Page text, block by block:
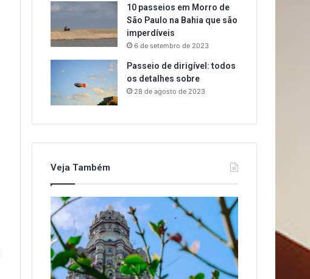
10 passeios em Morro de
São Paulo na Bahia que são
imperdíveis
6 de setembro de 2023
Passeio de dirigível: todos
os detalhes sobre
28 de agosto de 2023
Veja Também